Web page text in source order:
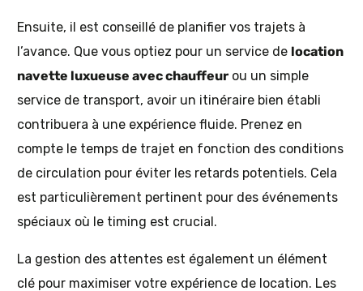
Ensuite, il est conseillé de planifier vos trajets à
l’avance. Que vous optiez pour un service de location
navette luxueuse avec chauffeur ou un simple
service de transport, avoir un itinéraire bien établi
contribuera à une expérience fluide. Prenez en
compte le temps de trajet en fonction des conditions
de circulation pour éviter les retards potentiels. Cela
est particulièrement pertinent pour des événements
spéciaux où le timing est crucial.
La gestion des attentes est également un élément
clé pour maximiser votre expérience de location. Les